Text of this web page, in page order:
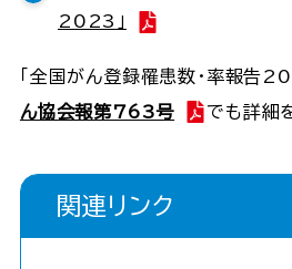
2023」
「全国がん登録罹患数・率報告
ん協会報第763号
でも詳細
関連リンク